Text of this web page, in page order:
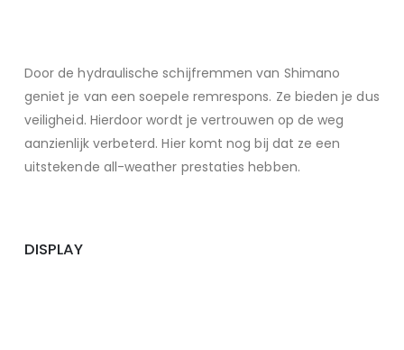
Door de hydraulische schijfremmen van Shimano
geniet je van een soepele remrespons. Ze bieden je dus
veiligheid. Hierdoor wordt je vertrouwen op de weg
aanzienlijk verbeterd. Hier komt nog bij dat ze een
uitstekende all-weather prestaties hebben.
DISPLAY